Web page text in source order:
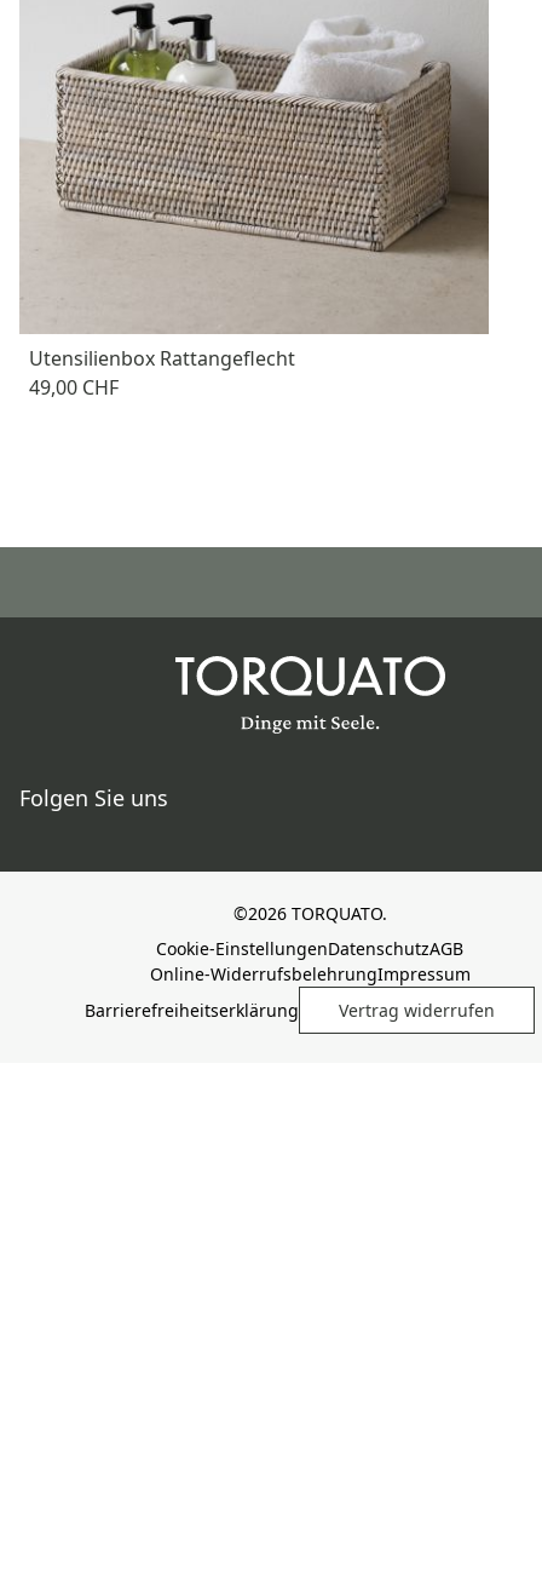
Utensilienbox Rattangeflecht
49,00 CHF
Folgen Sie uns
©2026 TORQUATO.
Cookie-EinstellungenDatenschutzAGB
Online-WiderrufsbelehrungImpressum
Barrierefreiheitserklärung
Vertrag widerrufen